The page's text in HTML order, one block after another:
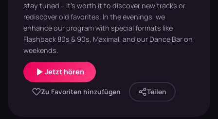
stay tuned – it’s worth it to discover new tracks or
rediscover old favorites. In the evenings, we
enhance our program with special formats like
Flashback 80s & 90s, Maximal, and our Dance Bar on
weekends.
Jetzt hören
Zu Favoriten hinzufügen Teilen